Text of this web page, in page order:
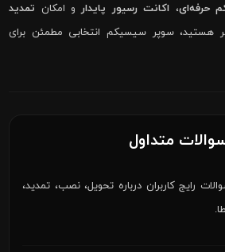
حرفه‌ای، اکانت رسیور پایدارو امکان تمدید
هستید، سوپر سیسیکم انتخابی مطمئن برای
متداول
رایج کاربران درباره تحویل، نصب، تمدید،